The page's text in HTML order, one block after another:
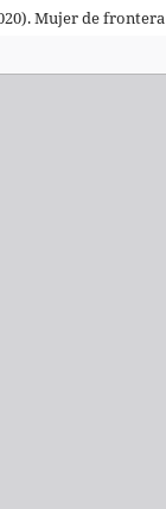
Mujer de frontera